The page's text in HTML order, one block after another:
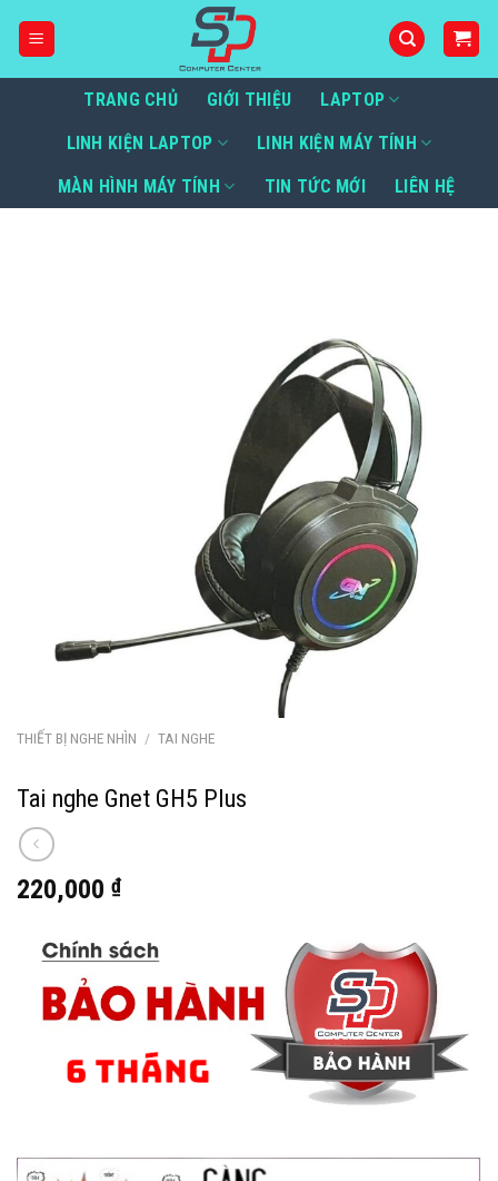
TRANG CHỦ GIỚI THIỆU LAPTOP
LINH KIỆN LAPTOP LINH KIỆN MÁY TÍNH
MÀN HÌNH MÁY TÍNH TIN TỨC MỚI LIÊN HỆ
THIẾT BỊ NGHE NHÌN / TAI NGHE
Tai nghe Gnet GH5 Plus
220,000 ₫